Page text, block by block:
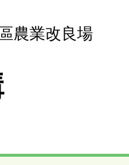
農業改良場